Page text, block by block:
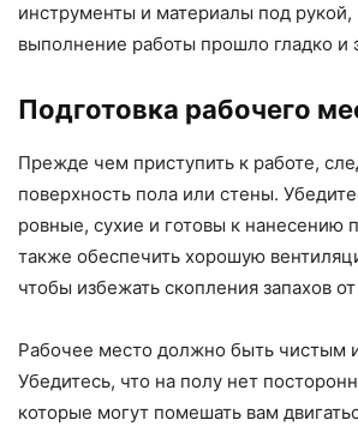
инструменты и материалы под рукой,
выполнение работы прошло гладко и
Подготовка рабочего
Прежде чем приступить к работе,
поверхность пола или стены.
ровные, сухие и готовы к нанесению
также обеспечить хорошую
чтобы избежать скопления запахов
Рабочее место должно быть чистым
Убедитесь, что на полу нет
которые могут помешать вам